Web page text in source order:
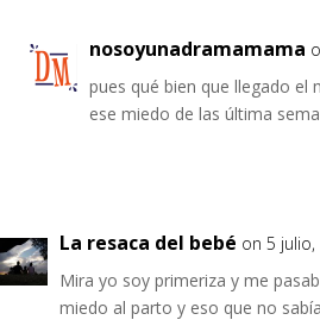
nosoyunadramamama
pues qué bien que llegado
ese miedo de las última
La resaca del bebé on 5
Mira yo soy primeriza y me
miedo al parto y eso que no